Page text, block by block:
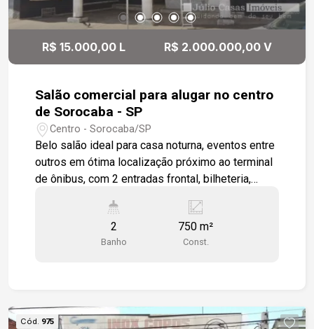
R$ 15.000,00 L R$ 2.000.000,00 V
Salão comercial para alugar no centro
de Sorocaba - SP
Centro - Sorocaba/SP
Belo salão ideal para casa noturna, eventos entre
outros em ótima localização próximo ao terminal
de ônibus, com 2 entradas frontal, bilheteria,
acústica com palco, saídas de emergência, área
aberta com 2 banheiros, e bares. Terreno 949,72
2
Banho
750 m²
Const.
Cód. 975